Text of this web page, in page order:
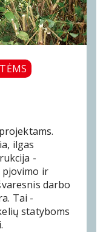
ilgas
-
ir
darbo
Tai -
statyboms